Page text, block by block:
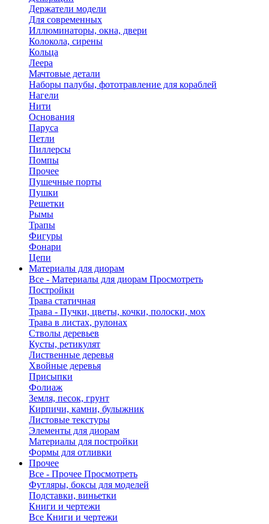
Держатели модели
Для современных
Иллюминаторы, окна, двери
Колокола, сирены
Кольца
Леера
Мачтовые детали
Наборы палубы, фототравление для кораблей
Нагели
Нити
Основания
Паруса
Петли
Пиллерсы
Помпы
Прочее
Пушечные порты
Пушки
Решетки
Рымы
Трапы
Фигуры
Фонари
Цепи
Материалы для диорам
Все - Материалы для диорам Просмотреть
Постройки
Трава статичная
Трава - Пучки, цветы, кочки, полоски, мох
Трава в листах, рулонах
Стволы деревьев
Кусты, ретикулят
Лиственные деревья
Хвойные деревья
Присыпки
Фолиаж
Земля, песок, грунт
Кирпичи, камни, булыжник
Листовые текстуры
Элементы для диорам
Материалы для постройки
Формы для отливки
Прочее
Все - Прочее Просмотреть
Футляры, боксы для моделей
Подставки, виньетки
Книги и чертежи
Все Книги и чертежи